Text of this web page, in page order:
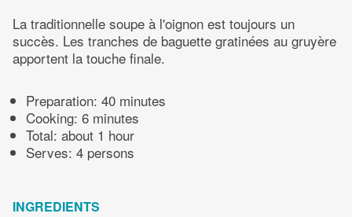
La traditionnelle soupe à l'oignon est toujours un
succès. Les tranches de baguette gratinées au gruyère
apportent la touche finale.
Preparation: 40 minutes
Cooking: 6 minutes
Total: about 1 hour
Serves: 4 persons
INGREDIENTS